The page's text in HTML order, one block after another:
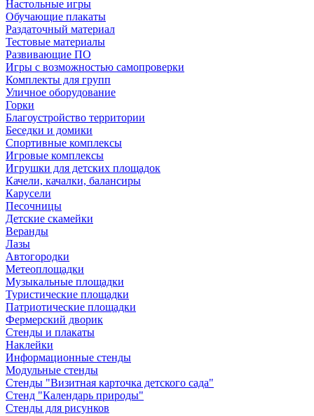
Настольные игры
Обучающие плакаты
Раздаточный материал
Тестовые материалы
Развивающие ПО
Игры с возможностью самопроверки
Комплекты для групп
Уличное оборудование
Горки
Благоустройство территории
Беседки и домики
Спортивные комплексы
Игровые комплексы
Игрушки для детских площадок
Качели, качалки, балансиры
Карусели
Песочницы
Детские скамейки
Веранды
Лазы
Автогородки
Метеоплощадки
Музыкальные площадки
Туристические площадки
Патриотические площадки
Фермерский дворик
Стенды и плакаты
Наклейки
Информационные стенды
Модульные стенды
Стенды "Визитная карточка детского сада"
Стенд "Календарь природы"
Стенды для рисунков